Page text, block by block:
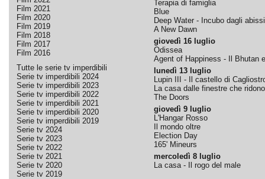
Film 2021
Film 2020
Film 2019
Film 2018
Film 2017
Film 2016
Tutte le serie tv imperdibili
Serie tv imperdibili 2024
Serie tv imperdibili 2023
Serie tv imperdibili 2022
Serie tv imperdibili 2021
Serie tv imperdibili 2020
Serie tv imperdibili 2019
Serie tv 2024
Serie tv 2023
Serie tv 2022
Serie tv 2021
Serie tv 2020
Serie tv 2019
Terapia di famiglia
Blue
Deep Water - Incubo dagli abissi
A New Dawn
giovedì 16 luglio
Odissea
Agent of Happiness - Il Bhutan
lunedì 13 luglio
Lupin III - Il castello di
La casa dalle finestre che ridono
The Doors
giovedì 9 luglio
L'Hangar Rosso
Il mondo oltre
Election Day
165' Mineurs
mercoledì 8 luglio
La casa - Il rogo del male